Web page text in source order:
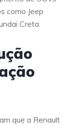
como Jeep
Creta.
que a Renault